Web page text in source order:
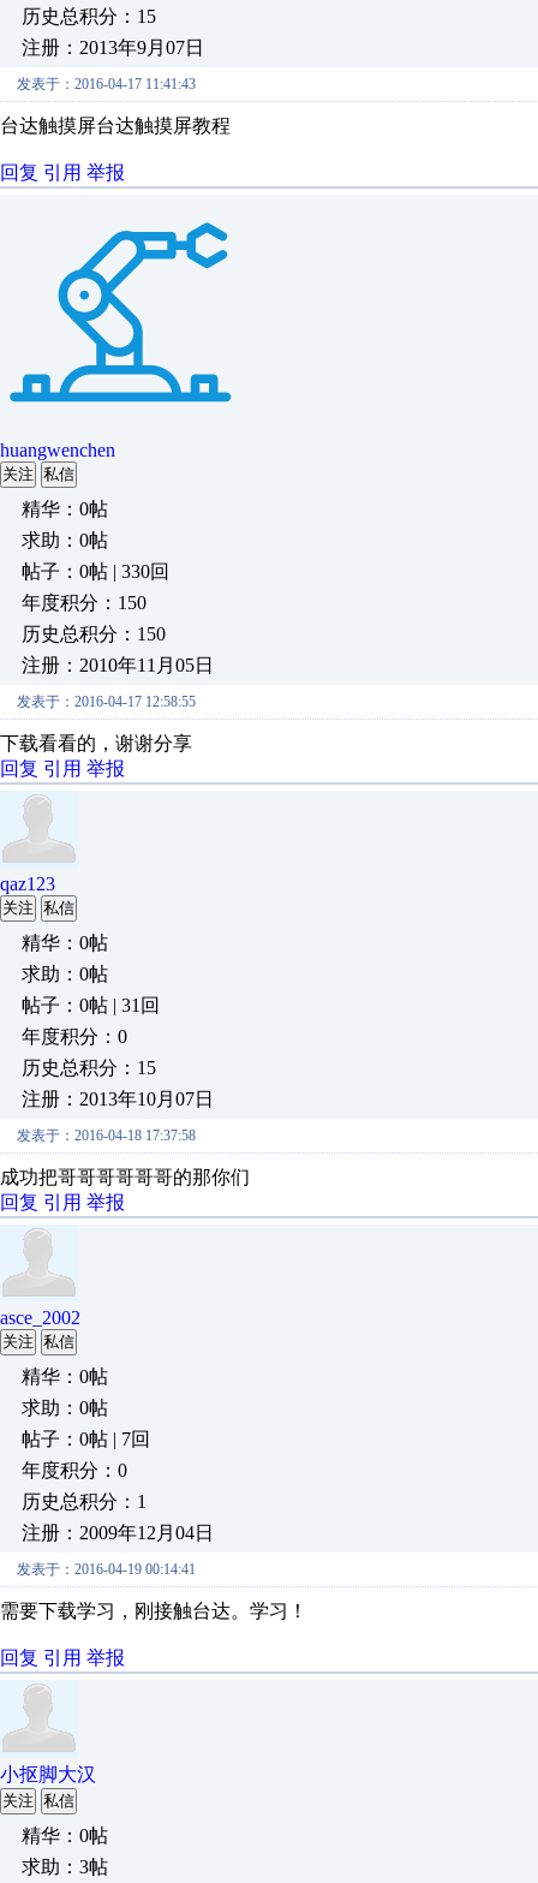
历史总积分：15
注册：2013年9月07日
发表于：2016-04-17 11:41:43
台达触摸屏台达触摸屏教程
回复 引用 举报
huangwenchen
关注 私信
精华：0帖
求助：0帖
帖子：0帖 | 330回
年度积分：150
历史总积分：150
注册：2010年11月05日
发表于：2016-04-17 12:58:55
下载看看的，谢谢分享
回复 引用 举报
qaz123
关注 私信
精华：0帖
求助：0帖
帖子：0帖 | 31回
年度积分：0
历史总积分：15
注册：2013年10月07日
发表于：2016-04-18 17:37:58
成功把哥哥哥哥哥哥的那你们
回复 引用 举报
asce_2002
关注 私信
精华：0帖
求助：0帖
帖子：0帖 | 7回
年度积分：0
历史总积分：1
注册：2009年12月04日
发表于：2016-04-19 00:14:41
需要下载学习，刚接触台达。学习！
回复 引用 举报
小抠脚大汉
关注 私信
精华：0帖
求助：3帖